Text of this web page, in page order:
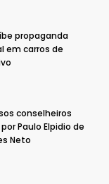
propaganda
em carros de
conselheiros
Paulo Elpidio de
Neto